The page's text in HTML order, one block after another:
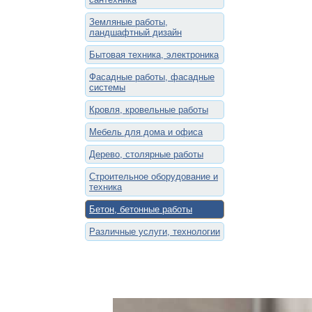
Земляные работы,
ландшафтный дизайн
Бытовая техника, электроника
Фасадные работы, фасадные
системы
Кровля, кровельные работы
Мебель для дома и офиса
Дерево, столярные работы
Строительное оборудование и
техника
Бетон, бетонные работы
Различные услуги, технологии